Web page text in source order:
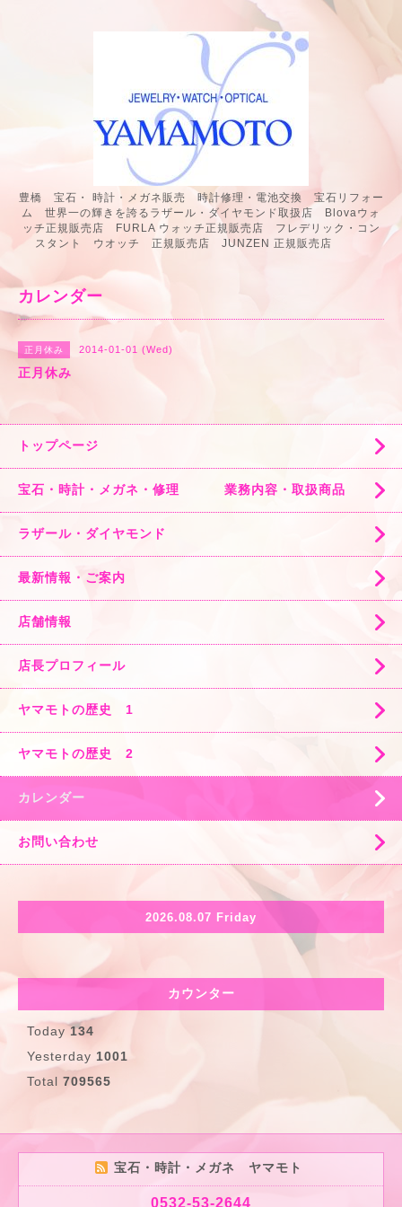
豊橋 宝石・ 時計・メガネ販売 時計修理・電池交換 宝石リフォー
ム 世界一の輝きを誇るラザール・ダイヤモンド取扱店 Blovaウォ
ッチ正規販売店 FURLA ウォッチ正規販売店 フレデリック・コン
スタント ウオッチ 正規販売店 JUNZEN 正規販売店
カレンダー
正月休み 2014-01-01 (Wed)
正月休み
トップページ
宝石・時計・メガネ・修理 業務内容・取扱商品
ラザール・ダイヤモンド
最新情報・ご案内
店舗情報
店長プロフィール
ヤマモトの歴史 1
ヤマモトの歴史 2
カレンダー
お問い合わせ
2026.08.07 Friday
カウンター
Today134
Yesterday 1001
Total 709565
宝石・時計・メガネ ヤマモト
0532-53-2644